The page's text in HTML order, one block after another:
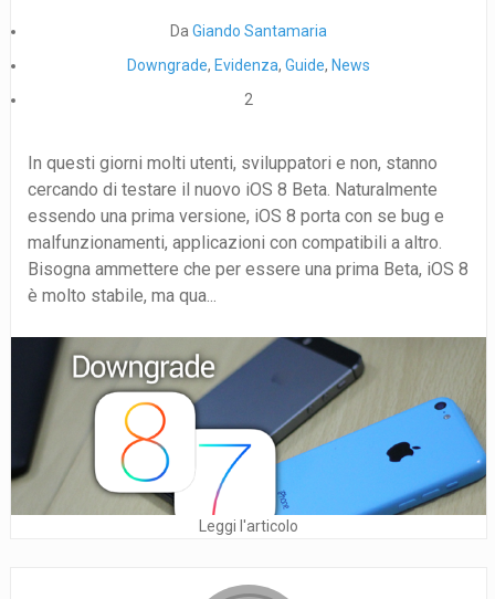
Da Giando Santamaria
Downgrade, Evidenza, Guide, News
2
In questi giorni molti utenti, sviluppatori e non, stanno
cercando di testare il nuovo iOS 8 Beta. Naturalmente
essendo una prima versione, iOS 8 porta con se bug e
malfunzionamenti, applicazioni con compatibili a altro.
Bisogna ammettere che per essere una prima Beta, iOS 8
è molto stabile, ma qua...
Leggi l'articolo